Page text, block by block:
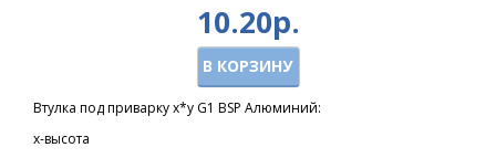
10.20р.
В КОРЗИНУ
Втулка под приварку х*y G1 BSP Алюминий:
x-высота